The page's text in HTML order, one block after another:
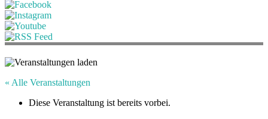
« Alle Veranstaltungen
Diese Veranstaltung ist bereits vorbei.